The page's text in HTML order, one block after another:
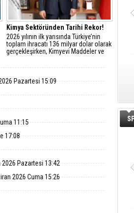
Kimya Sektöründen Tarihi Rekor!
2026 yılının ilk yarısında Türkiye’nin
toplam ihracatı 136 milyar dolar olarak
gerçekleşirken, Kimyevi Maddeler ve
milyar dolarlık ihracatla Cumhuriyet
gerçekleştirdi.
Pazartesi 15:09
11:15
17:08
2026 Pazartesi 13:42
2026 Cuma 15:26